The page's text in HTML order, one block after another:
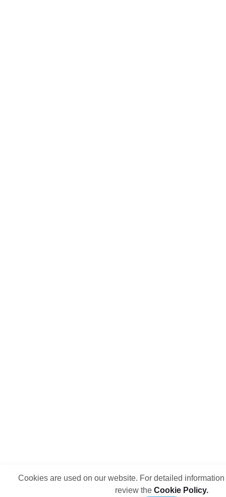
Cookies are used on our website. For detailed
review the Cookie Policy.